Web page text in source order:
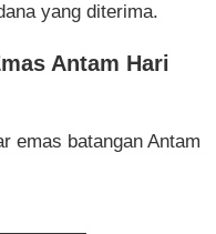
yang diterima.
Antam Hari
emas batangan Antam